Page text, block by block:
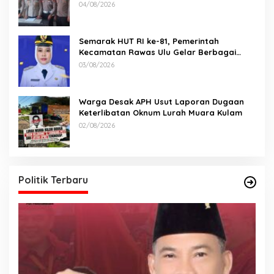
Kecelakaan Maut antara Bus ALS dan
04/08/2026
Semarak HUT RI ke-81, Pemerintah
Kecamatan Rawas Ulu Gelar Berbagai
Lomba
03/08/2026
Warga Desak APH Usut Laporan Dugaan
Keterlibatan Oknum Lurah Muara Kulam
02/08/2026
Politik Terbaru